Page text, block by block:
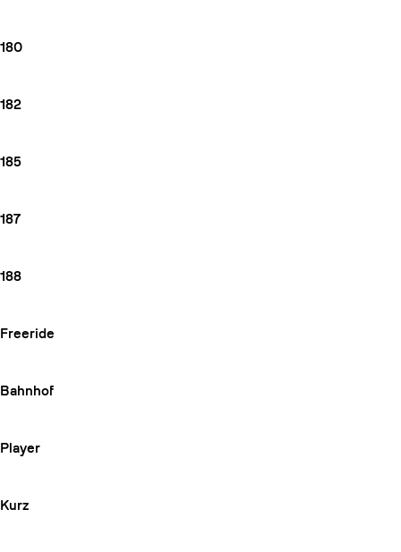
180
182
185
187
188
Freeride
Bahnhof
Player
Kurz